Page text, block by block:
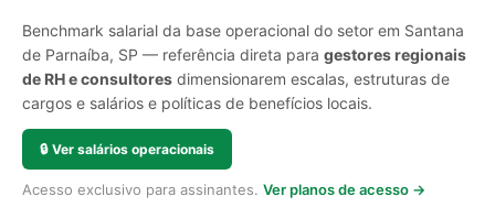
Benchmark salarial da base operacional do setor em Santana
de Parnaíba, SP — referência direta para gestores regionais
de RH e consultores dimensionarem escalas, estruturas de
cargos e salários e políticas de benefícios locais.
🔒 Ver salários operacionais
Acesso exclusivo para assinantes. Ver planos de acesso →